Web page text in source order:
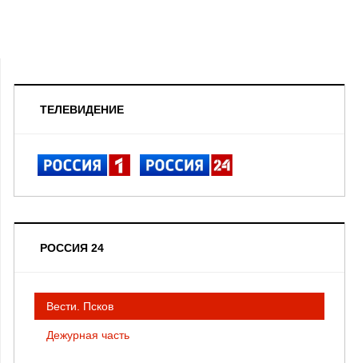
ТЕЛЕВИДЕНИЕ
РОССИЯ 24
Вести. Псков
Дежурная часть